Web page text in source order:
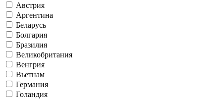
Австрия
Аргентина
Беларусь
Болгария
Бразилия
Великобритания
Венгрия
Вьетнам
Германия
Голандия